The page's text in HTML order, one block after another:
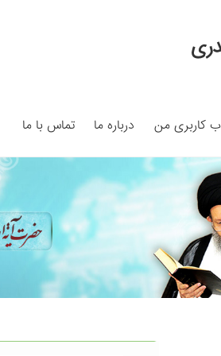
کاربری من درباره ما تماس با ما
My
Search Results
Shop برگه نمونه
سبد خرید قوانین و مقررات